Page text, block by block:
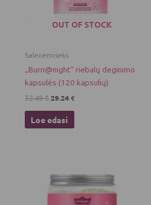
OUT OF STOCK
Salenemiseks
„Burn@night” riebalų deginimo
kapsulės (120 kapsulių)
32.49€ 29.24€
Loe edasi
has
multiple